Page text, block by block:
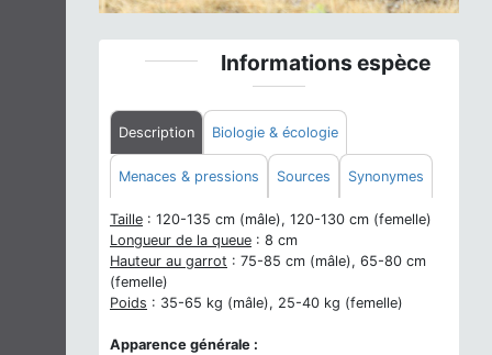
Informations espèce
Description Biologie & écologie
Menaces & pressions Sources Synonymes
Taille : 120-135 cm (mâle), 120-130 cm (femelle)
Longueur de la queue : 8 cm
Hauteur au garrot : 75-85 cm (mâle), 65-80 cm
(femelle)
Poids : 35-65 kg (mâle), 25-40 kg (femelle)
Apparence générale :